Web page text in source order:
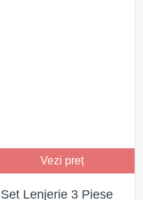
Vezi preț
Set Lenjerie 3 Piese